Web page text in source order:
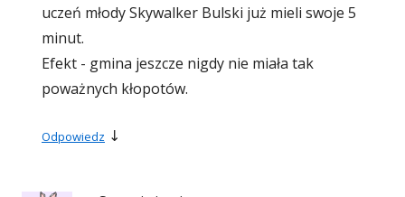
uczeń młody Skywalker Bulski już mieli swoje 5
minut.
Efekt - gmina jeszcze nigdy nie miała tak
poważnych kłopotów.
Odpowiedz ↓